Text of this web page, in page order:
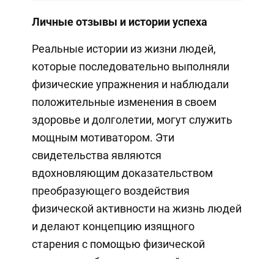
Личные отзывы и истории успеха
Реальные истории из жизни людей,
которые последовательно выполняли
физические упражнения и наблюдали
положительные изменения в своем
здоровье и долголетии, могут служить
мощным мотиватором. Эти
свидетельства являются
вдохновляющим доказательством
преобразующего воздействия
физической активности на жизнь людей
и делают концепцию изящного
старения с помощью физической